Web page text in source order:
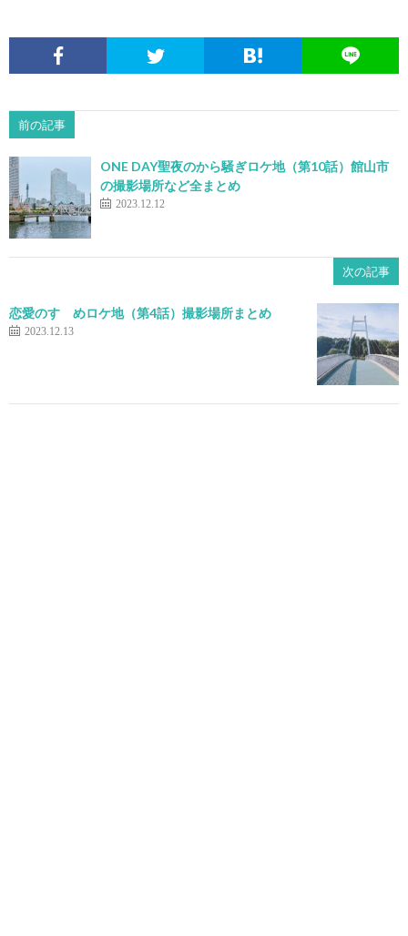
前の記事
ONE DAY聖夜のから騒ぎロケ地（第10話）館山市
の撮影場所など全まとめ
2023.12.12
次の記事
恋愛のすゝめロケ地（第4話）撮影場所まとめ
2023.12.13